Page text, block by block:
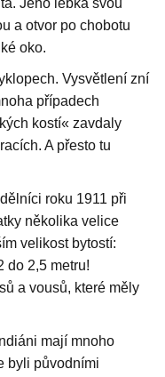
Jeho lebka svou
a otvor po chobotu
oko.
Vysvětlení zní
případech
kostí« zavdaly
A přesto tu
roku 1911 při
několika velice
velikost bytostí:
do 2,5 metru!
a vousů, které měly
mají mnoho
byli původními